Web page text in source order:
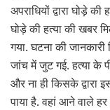
अपराधियों द्वारा घोड़े
घोड़े की हत्या की खबर
गया. घटना की
जांच में जुट गई. हत्या के
और ना ही किसके द्वारा
पाया है. वहां आने वाले